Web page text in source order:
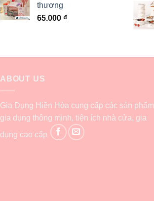
thương
65.000 ₫
ABOUT US
Gia Dụng Hiền Hòa cung cấp các sản phẩm
gia dụng thông minh, tiện ích nhà cửa, gia
dụng cao cấp